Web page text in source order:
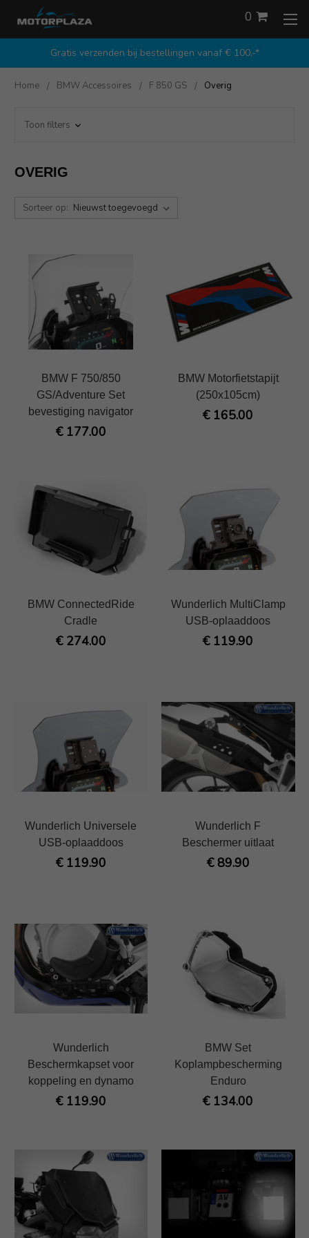
Gratis verzenden bij bestellingen vanaf € 100,-*
0
Home BMW Accessoires F 850 GS Overig
Toon filters
OVERIG
Sorteer op:
BMW F 750/850
GS/Adventure Set
bevestiging navigator
€ 177.00
BMW Motorfietstapijt
(250x105cm)
€ 165.00
BMW ConnectedRide
Cradle
€ 274.00
Wunderlich MultiClamp
USB-oplaaddoos
€ 119.90
Wunderlich Universele
USB-oplaaddoos
€ 119.90
Wunderlich F
Beschermer uitlaat
€ 89.90
Wunderlich
Beschermkapset voor
koppeling en dynamo
€ 119.90
BMW Set
Koplampbescherming
Enduro
€ 134.00